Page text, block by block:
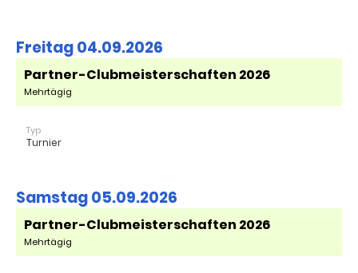
Freitag 04.09.2026
Partner-Clubmeisterschaften 2026
Mehrtägig
Typ
Turnier
Samstag 05.09.2026
Partner-Clubmeisterschaften 2026
Mehrtägig